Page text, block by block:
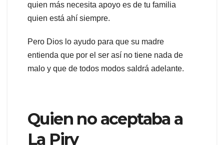
quien más necesita apoyo es de tu familia
quien está ahí siempre.
Pero Dios lo ayudo para que su madre
entienda que por el ser así no tiene nada de
malo y que de todos modos saldrá adelante.
Quien no aceptaba a
La Piry